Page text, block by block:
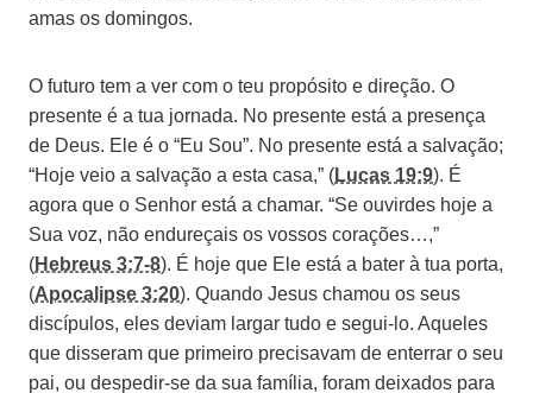
amas os domingos.
O futuro tem a ver com o teu propósito e direção. O
presente é a tua jornada. No presente está a presença
de Deus. Ele é o “Eu Sou”. No presente está a salvação;
“Hoje veio a salvação a esta casa,” (Lucas 19:9). É
agora que o Senhor está a chamar. “Se ouvirdes hoje a
Sua voz, não endureçais os vossos corações…,”
(Hebreus 3:7-8). É hoje que Ele está a bater à tua porta,
(Apocalipse 3:20). Quando Jesus chamou os seus
discípulos, eles deviam largar tudo e segui-lo. Aqueles
que disseram que primeiro precisavam de enterrar o seu
pai, ou despedir-se da sua família, foram deixados para